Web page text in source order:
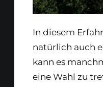
In diesem
natürlich auch
kann es
eine Wahl zu